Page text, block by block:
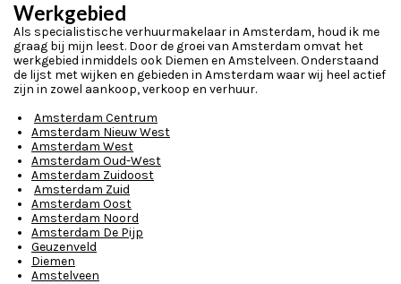
Werkgebied
Als specialistische verhuurmakelaar in Amsterdam, houd ik me
graag bij mijn leest. Door de groei van Amsterdam omvat het
werkgebied inmiddels ook Diemen en Amstelveen. Onderstaand
de lijst met wijken en gebieden in Amsterdam waar wij heel actief
zijn in zowel aankoop, verkoop en verhuur.
Amsterdam Centrum
Amsterdam Nieuw West
Amsterdam West
Amsterdam Oud-West
Amsterdam Zuidoost
Amsterdam Zuid
Amsterdam Oost
Amsterdam Noord
Amsterdam De Pijp
Geuzenveld
Diemen
Amstelveen